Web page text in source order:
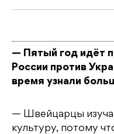
— Пятый год идёт
России против
время узнали
— Швейцарцы
культуру, потому